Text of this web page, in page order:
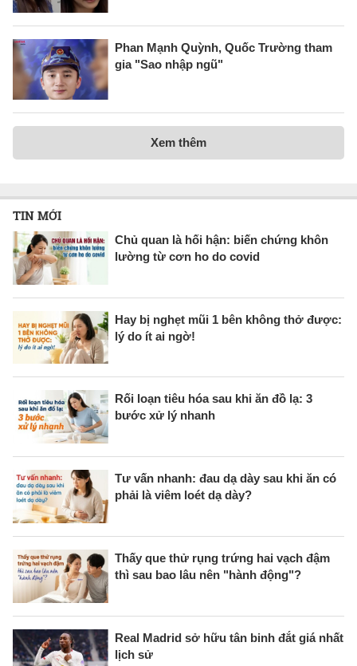
Phan Mạnh Quỳnh, Quốc Trường tham
gia "Sao nhập ngũ"
Xem thêm
TIN MỚI
Chủ quan là hối hận: biến chứng khôn
lường từ cơn ho do covid
Hay bị nghẹt mũi 1 bên không thở được:
lý do ít ai ngờ!
Rối loạn tiêu hóa sau khi ăn đồ lạ: 3
bước xử lý nhanh
Tư vấn nhanh: đau dạ dày sau khi ăn có
phải là viêm loét dạ dày?
Thấy que thử rụng trứng hai vạch đậm
thì sau bao lâu nên "hành động"?
Real Madrid sở hữu tân binh đắt giá nhất
lịch sử